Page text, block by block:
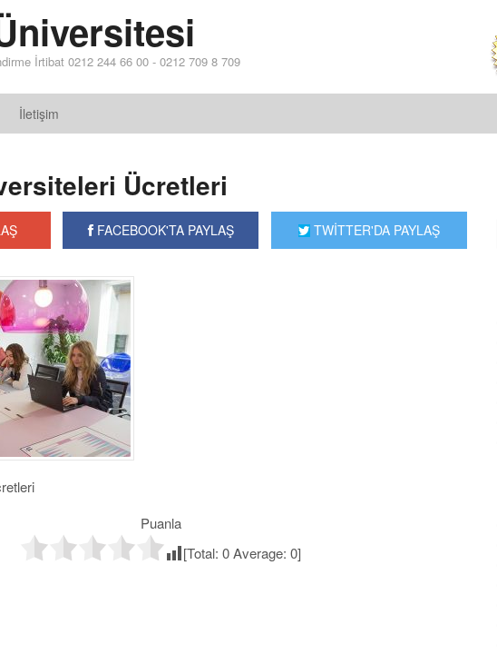
İrtibat 0212 244 66 00 - 0212 709 8 709
İletişim
Ücretleri
FACEBOOK'TA PAYLAŞ TWİTTER'DA PAYLAŞ
Puanla
[Total:0Average:0]